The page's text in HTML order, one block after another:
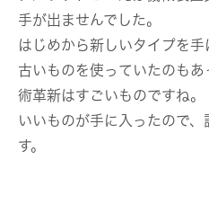
手が出ませんでした。
はじめから新しいタイプを
古いものを使っていたのも
術革新はすごいものですね。
いいものが手に入ったので
す。